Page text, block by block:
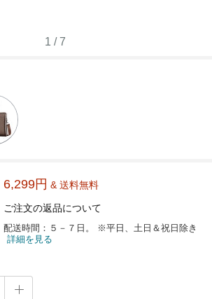
1 /7
6,299円 & 送料無料
ご注文の返品について
配送時間：５－７日。 ※平日、土日＆祝日除き
詳細を見る
